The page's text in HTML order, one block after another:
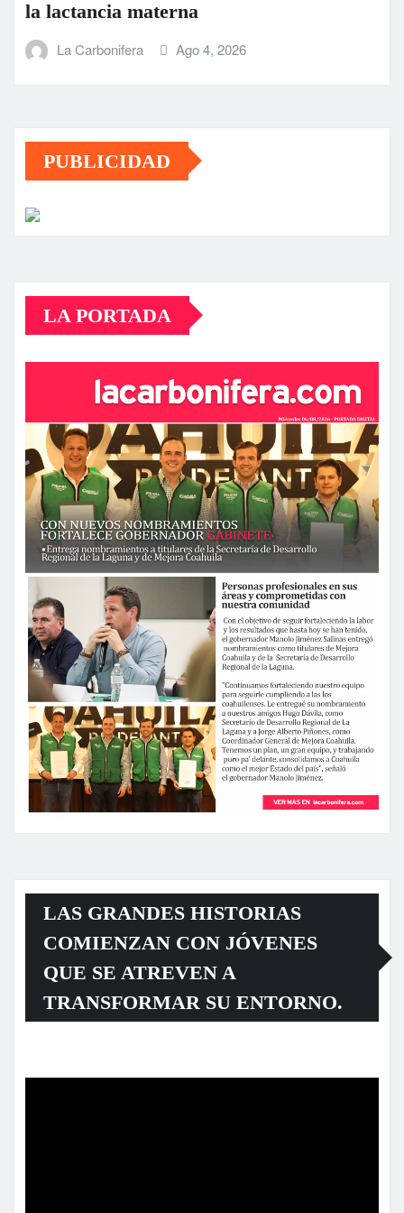
la lactancia materna
La Carbonifera Ago 4, 2026
PUBLICIDAD
LA PORTADA
LAS GRANDES HISTORIAS
COMIENZAN CON JÓVENES
QUE SE ATREVEN A
TRANSFORMAR SU ENTORNO.